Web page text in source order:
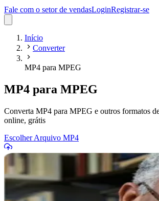
Fale com o setor de vendasLoginRegistrar-se
Início
Converter
MP4 para MPEG
MP4 para MPEG
Converta MP4 para MPEG e outros formatos
online, grátis
Escolher Arquivo MP4